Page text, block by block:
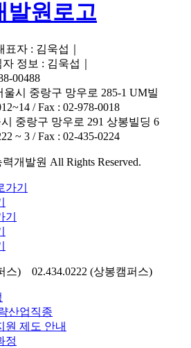
자 : 김욱섭｜
정보 : 김욱섭｜
00488
시 중랑구 망우로 285-1 UM빌
/ Fax : 02-978-0018
중랑구 망우로 291 상봉빌딩 6
~ 3 / Fax : 02-435-0224
개발원 All Rights Reserved.
스) 02.434.0222 (상봉캠퍼스)
산업직종
원 제도 안내
정